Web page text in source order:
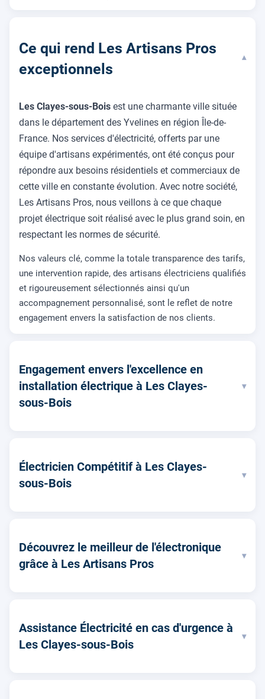
Ce qui rend Les Artisans Pros
exceptionnels
▾
Les Clayes-sous-Bois est une charmante ville située
dans le département des Yvelines en région Île-de-
France. Nos services d'électricité, offerts par une
équipe d'artisans expérimentés, ont été conçus pour
répondre aux besoins résidentiels et commerciaux de
cette ville en constante évolution. Avec notre société,
Les Artisans Pros, nous veillons à ce que chaque
projet électrique soit réalisé avec le plus grand soin, en
respectant les normes de sécurité.
Nos valeurs clé, comme la totale transparence des tarifs,
une intervention rapide, des artisans électriciens qualifiés
et rigoureusement sélectionnés ainsi qu'un
accompagnement personnalisé, sont le reflet de notre
engagement envers la satisfaction de nos clients.
Engagement envers l'excellence en
installation électrique à Les Clayes-
sous-Bois
▾
Électricien Compétitif à Les Clayes-
sous-Bois
▾
Découvrez le meilleur de l'électronique
grâce à Les Artisans Pros
▾
Assistance Électricité en cas d'urgence à
Les Clayes-sous-Bois
▾